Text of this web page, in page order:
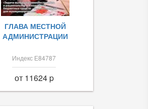
ГЛАВА МЕСТНОЙ
АДМИНИСТРАЦИИ
Индекс Е84787
от 11624 p